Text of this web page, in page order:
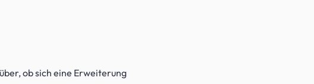
ob sich eine Erweiterung